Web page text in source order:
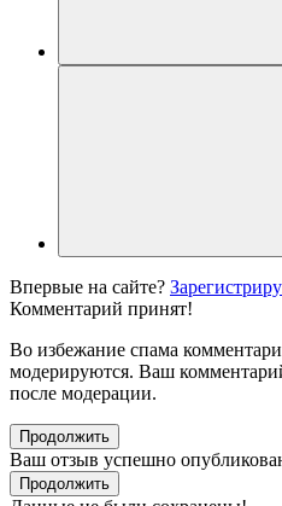
Впервые на сайте?
Комментарий принят!
Во избежание спама
модерируются. Ваш
после модерации.
Продолжить
Ваш отзыв успешно
Продолжить